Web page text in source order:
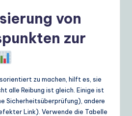
von
zur
zu machen, hilft es, sie
alle Reibung ist gleich. Einige ist
Sicherheitsüberprüfung), andere
Link). Verwende die Tabelle